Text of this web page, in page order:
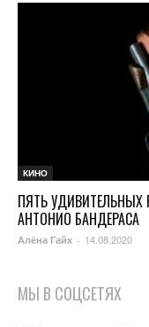
КИНО
ПЯТЬ УДИВИТЕЛЬНЫХ
АНТОНИО БАНДЕРАСА
Алёна Гайх - 14.08.2020
МЫ В СОЦСЕТЯХ